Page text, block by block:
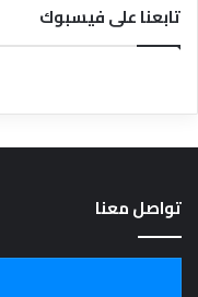
تابعنا على فيسبوك
تواصل معنا